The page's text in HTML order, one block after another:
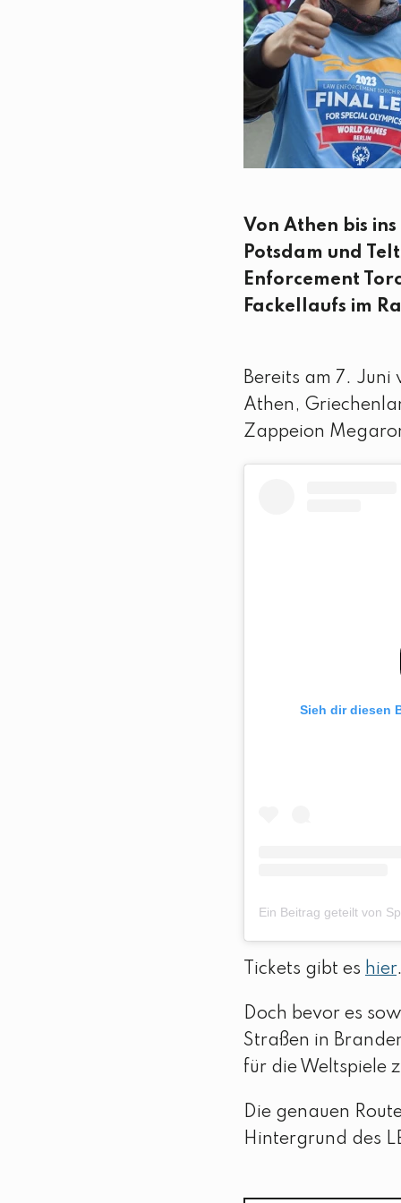
Von Athen bis
Potsdam und
Enforcement
Fackellaufs im
Bereits am 7. Juni
Athen,
Zappeion
Sieh dir diesen
Tickets gibt es hier.
Doch bevor es
Straßen in
für die Weltspiele
Die genauen
Hintergrund des